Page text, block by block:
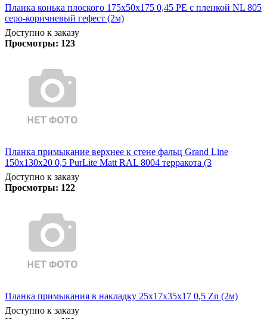
Планка конька плоского 175х50х175 0,45 PE с пленкой NL 805
серо-коричневый гефест (2м)
Доступно к заказу
Просмотры: 123
Планка примыкание верхнее к стене фальц Grand Line
150х130х20 0,5 PurLite Matt RAL 8004 терракота (3
Доступно к заказу
Просмотры: 122
Планка примыкания в накладку 25х17х35х17 0,5 Zn (2м)
Доступно к заказу